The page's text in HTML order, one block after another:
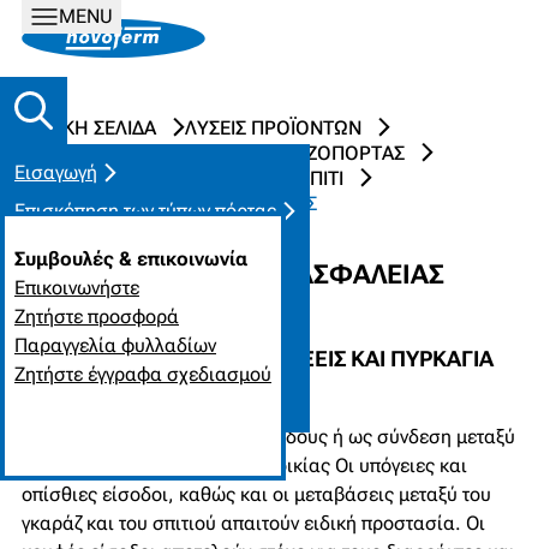
MENU
Εισαγωγή
Επισκόπηση των τύπων πόρτας
Σύγκριση / Ιδιότητες
Πλεονεκτήματα με μια ματιά
Inspirationen
Επικοινωνήστε μαζί μας
Συμβουλές & επικοινωνία
Επικοινωνήστε
Ζητήστε προσφορά
Παραγγελία φυλλαδίων
Ζητήστε έγγραφα σχεδιασμού
ΑΡΧΙΚΉ ΣΕΛΊΔΑ
ΛΎΣΕΙΣ ΠΡΟΪΌΝΤΩΝ
ΣΥΣΤΉΜΑΤΑ ΚΑΙ ΠΌΡΤΕΣ ΓΚΑΡΑΖΌΠΟΡΤΑΣ
ΠΌΡΤΕΣ ΓΙΑ ΤΟ ΓΚΑΡΆΖ ΚΑΙ ΤΟ ΣΠΊΤΙ
ΧΑΛΎΒΔΙΝΕΣ ΠΌΡΤΕΣ ΑΣΦΑΛΕΊΑΣ
ΧΑΛΎΒΔΙΝΕΣ ΠΌΡΤΕΣ ΑΣΦΑΛΕΊΑΣ
ΩΣ ΠΡΟΣΤΑΣΊΑ ΑΠΌ ΔΙΑΡΡΉΞΕΙΣ ΚΑΙ ΠΥΡΚΑΓΙΆ
Για υπόγειες και οπίσθιες εισόδους ή ως σύνδεση μεταξύ
του γκαράζ και του χώρου κατοικίας Οι υπόγειες και
οπίσθιες είσοδοι, καθώς και οι μεταβάσεις μεταξύ του
γκαράζ και του σπιτιού απαιτούν ειδική προστασία. Οι